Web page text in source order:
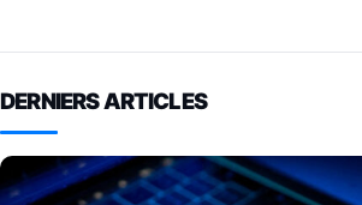
DERNIERS ARTICLES